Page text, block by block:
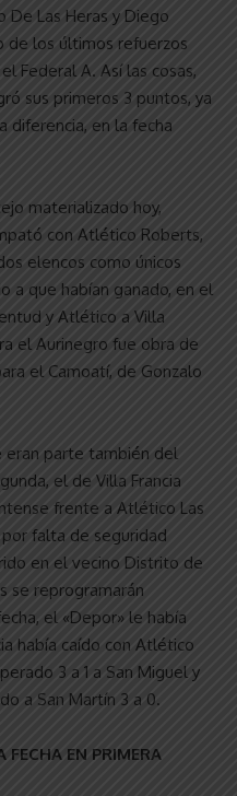
De Las Heras y Diego
de los últimos refuerzos
Federal A. Así las cosas,
sus primeros 3 puntos, ya
diferencia, en la fecha
materializado hoy,
con Atlético Roberts,
elencos como únicos
a que habían ganado, en el
y Atlético a Villa
el Aurinegro fue obra de
el Camoatí, de Gonzalo
eran parte también del
el de Villa Francia
frente a Atlético Las
falta de seguridad
en el vecino Distrito de
se reprogramarán
el «Depor» le había
había caído con Atlético
3 a 1 a San Miguel y
a San Martín 3 a 0.
FECHA EN PRIMERA